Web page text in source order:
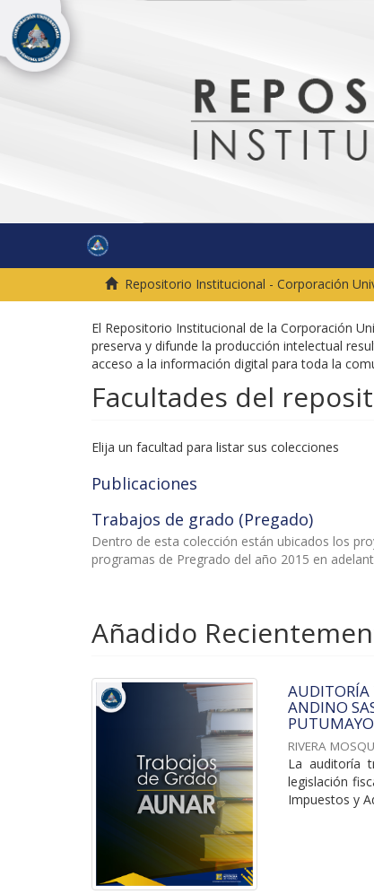
Repositorio Institucional - Corporación
El Repositorio Institucional de la Corporación
preserva y difunde la producción intelectual
acceso a la información digital para toda la
Facultades del
Elija un facultad para listar sus colecciones
Publicaciones
Trabajos de grado (Pregado)
Dentro de esta colección están ubicados los
programas de Pregrado del año 2015 en
Añadido
AUDITORÍA
ANDINO
RIVERA
La auditoría
legislación
Impuestos y